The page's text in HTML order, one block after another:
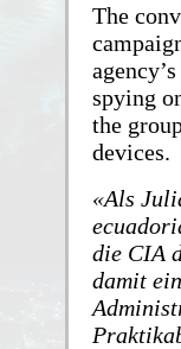
The
spying
the
devices.
Als
die CIA
damit